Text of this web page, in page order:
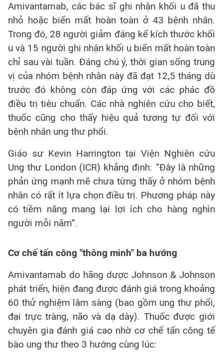
Amivantamab, các bác sĩ ghi nhận khối u đã thu
nhỏ hoặc biến mất hoàn toàn ở 43 bệnh nhân.
Trong đó, 28 người giảm đáng kể kích thước khối
u và 15 người ghi nhận khối u biến mất hoàn toàn
chỉ sau vài tuần. Đáng chú ý, thời gian sống trung
vị của nhóm bệnh nhân này đã đạt 12,5 tháng dù
trước đó không còn đáp ứng với các phác đồ
điều trị tiêu chuẩn. Các nhà nghiên cứu cho biết,
thuốc cũng cho thấy hiệu quả tương tự đối với
bệnh nhân ung thư phổi.
Giáo sư Kevin Harrington tại Viện Nghiên cứu
Ung thư London (ICR) khẳng định: “Đây là những
phản ứng mạnh mẽ chưa từng thấy ở nhóm bệnh
nhân có rất ít lựa chọn điều trị. Phương pháp này
có tiềm năng mang lại lợi ích cho hàng nghìn
người mỗi năm”.
Cơ chế tấn công "thông minh" ba hướng
Amivantamab do hãng dược Johnson & Johnson
phát triển, hiện đang được đánh giá trong khoảng
60 thử nghiệm lâm sàng (bao gồm ung thư phổi,
đại trực tràng, não và dạ dày). Thuốc được giới
chuyên gia đánh giá cao nhờ cơ chế tấn công tế
bào ung thư theo 3 hướng cùng lúc: